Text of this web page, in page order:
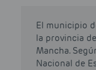
El municipio
la provincia
Mancha.
Nacional de